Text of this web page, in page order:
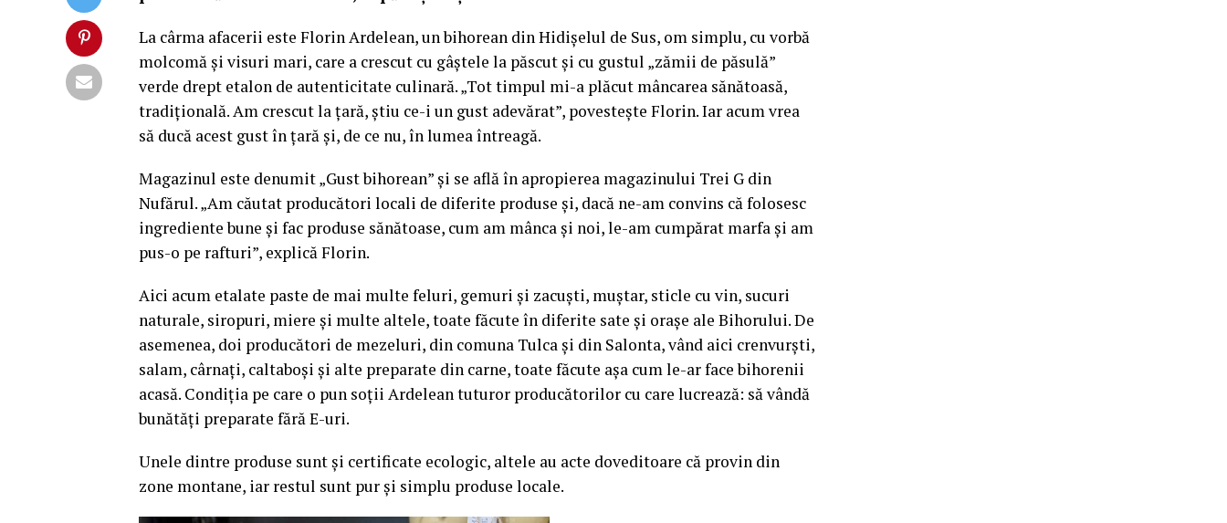
La cârma afacerii este Florin Ardelean, un bihorean din Hidișelul de Sus, om simplu, cu vorbă
molcomă și visuri mari, care a crescut cu gâștele la păscut și cu gustul „zămii de păsulă”
verde drept etalon de autenticitate culinară. „Tot timpul mi-a plăcut mâncarea sănătoasă,
tradițională. Am crescut la țară, știu ce-i un gust adevărat”, povestește Florin. Iar acum vrea
să ducă acest gust în țară și, de ce nu, în lumea întreagă.
Magazinul este denumit „Gust bihorean” și se află în apropierea magazinului Trei G din
Nufărul. „Am căutat producători locali de diferite produse și, dacă ne-am convins că folosesc
ingrediente bune și fac produse sănătoase, cum am mânca și noi, le-am cumpărat marfa și am
pus-o pe rafturi”, explică Florin.
Aici acum etalate paste de mai multe feluri, gemuri și zacuști, muștar, sticle cu vin, sucuri
naturale, siropuri, miere și multe altele, toate făcute în diferite sate și orașe ale Bihorului. De
asemenea, doi producători de mezeluri, din comuna Tulca și din Salonta, vând aici crenvurști,
salam, cârnați, caltaboși și alte preparate din carne, toate făcute așa cum le-ar face bihorenii
acasă. Condiția pe care o pun soții Ardelean tuturor producătorilor cu care lucrează: să vândă
bunătăți preparate fără E-uri.
Unele dintre produse sunt și certificate ecologic, altele au acte doveditoare că provin din
zone montane, iar restul sunt pur și simplu produse locale.